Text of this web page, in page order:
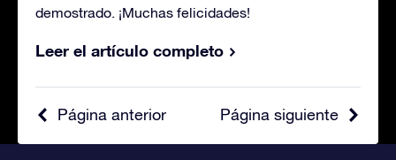
demostrado. ¡Muchas felicidades!
Leer el artículo completo
Página siguiente
Página anterior